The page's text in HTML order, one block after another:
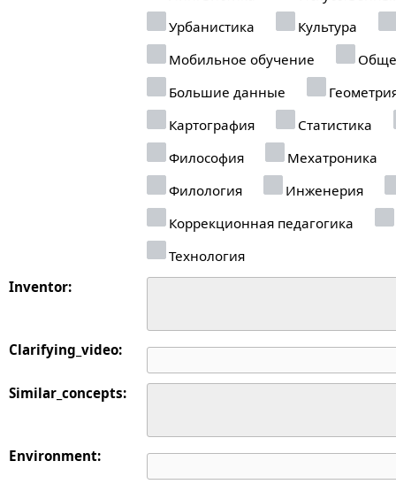
Урбанистика
Культура
Мобильное обучение
Большие данные
Картография
Статистика
Философия
Мехатроника
Филология
Инженерия
Коррекционная педагогика
Технология
Inventor:
Clarifying_video:
Similar_concepts:
Environment: